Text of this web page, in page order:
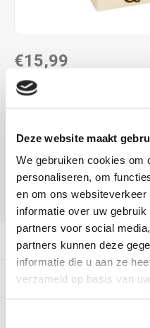
Deze website maakt
We gebruiken cookies om
personaliseren, om
en om ons
informatie over uw
partners voor social
partners kunnen deze
informatie die u aan ze
verzameld op basis van
€15,99
DIRECT LEVERBAAR
DELEN:
Productomschrijving
Gerelateerde